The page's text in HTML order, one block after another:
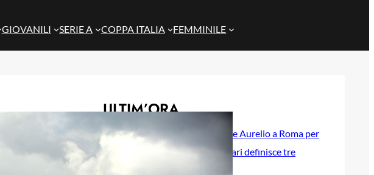
GIOVANILI SERIE A COPPA ITALIA FEMMINILE
ULTIM’ORA
Maldini, Carlos e Aurelio a Roma per
le visite: il Cagliari definisce tre